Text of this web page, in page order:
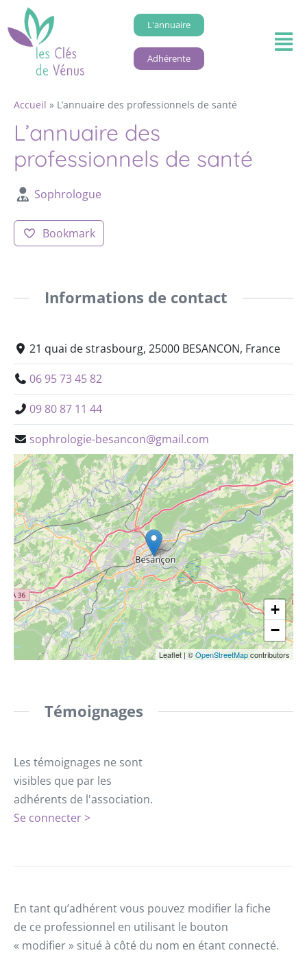
L'annuaire
Adhérente
Accueil » L’annuaire des professionnels de santé
L’annuaire des
professionnels de santé
Sophrologue
Bookmark
Informations de contact
21 quai de strasbourg, 25000 BESANCON, France
06 95 73 45 82
09 80 87 11 44
sophrologie-besancon@gmail.com
+
−
Leaflet | ©OpenStreetMapcontributors
Témoignages
Les témoignages ne sont
visibles que par les
adhérents de l'association.
Se connecter >
En tant qu’adhérent vous pouvez modifier la fiche
de ce professionnel en utilisant le bouton
« modifier » situé à côté du nom en étant connecté.